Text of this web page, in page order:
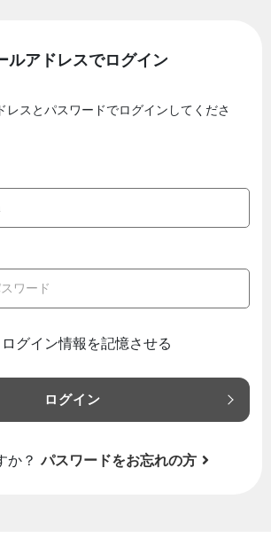
ルアドレスでログイン
レスとパスワードでログインしてくださ
ログイン情報を記憶させる
ログイン
か？ パスワードをお忘れの方